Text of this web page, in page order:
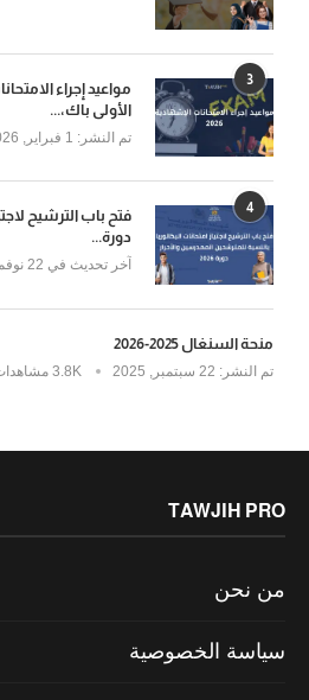
3
الأولى باك،...
تم النشر:
4
فتح باب الترشيح
دورة...
آخر تحديث في
منحة السنغال 2025-2026
تم النشر: 3.8K مشاهدات
TAWJIH PRO
من نحن
سياسة الخصوصية